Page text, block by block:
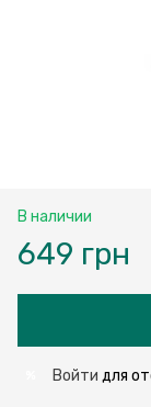
В наличии
649 грн
Войти для